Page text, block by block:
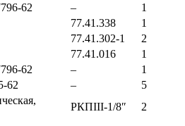
62 –
1
77.41.338
1
77.41.302-1
2
77.41.016
1
62 –
1
62 –
5
РКПIII-1/8″ 2